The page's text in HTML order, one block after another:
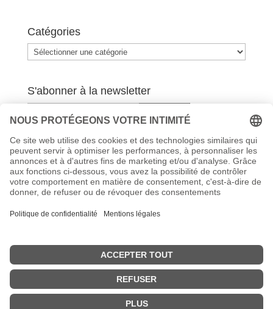
Catégories
Catégories
S'abonner à la newsletter
Contact
Déclaration de confidentialité